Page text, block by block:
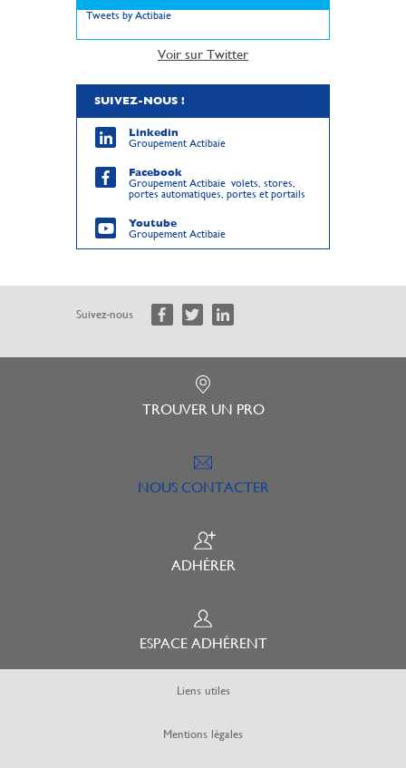
Tweets by Actibaie
Voir sur Twitter
SUIVEZ-NOUS !
Linkedin
Groupement Actibaie
Facebook
Groupement Actibaie volets, stores,
portes automatiques, portes et portails
Youtube
Groupement Actibaie
Suivez-nous
TROUVER UN PRO
NOUS CONTACTER
ADHÉRER
ESPACE ADHÉRENT
Liens utiles
Mentions légales